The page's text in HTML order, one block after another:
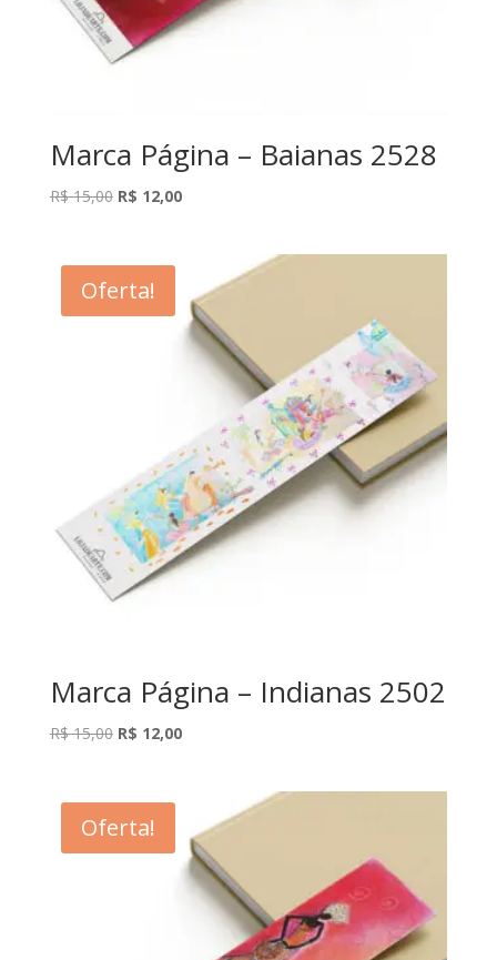
Marca Página – Baianas 2528
R$15,00 O
era:
R$ 15,00.
R$ 12,00O
R$ 12,00.
Oferta!
Marca Página – Indianas 2502
R$15,00 O
era:
R$ 15,00.
R$ 12,00O
R$ 12,00.
Oferta!